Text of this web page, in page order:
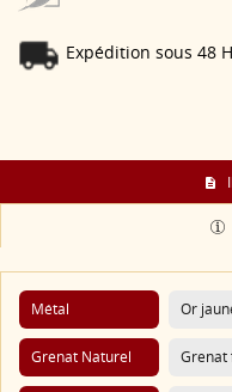
Expédition sous 48
Métal Or
Grenat Naturel Grenat